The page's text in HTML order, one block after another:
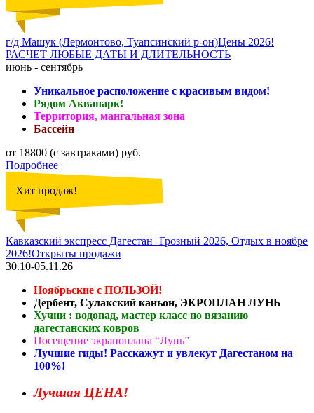
г/д Машук (Лермонтово, Туапсинский р-он)Цены 2026!
РАСЧЕТ ЛЮБЫЕ ДАТЫ И ДЛИТЕЛЬНОСТЬ
июнь - сентябрь
Уникальное расположение с красивым видом!
Рядом Аквапарк!
Территория, мангальная зона
Бассейн
от 18800 (с завтраками) руб.
Подробнее
Хит продаж!
Кавказский экспресс Дагестан+Грозный 2026, Отдых в ноябре
2026!Открыты продажи
30.10-05.11.26
Ноябрьские с ПОЛЬЗОЙ!
Дербент, Сулакский каньон, ЭКРОПЛАН ЛУНЬ
Хучни : водопад, мастер класс по вязанию
дагестанских ковров
Посещение экраноплана “Лунь”
Лучшие гиды! Расскажут и увлекут Дагестаном на
100%!
Лучшая ЦЕНА!